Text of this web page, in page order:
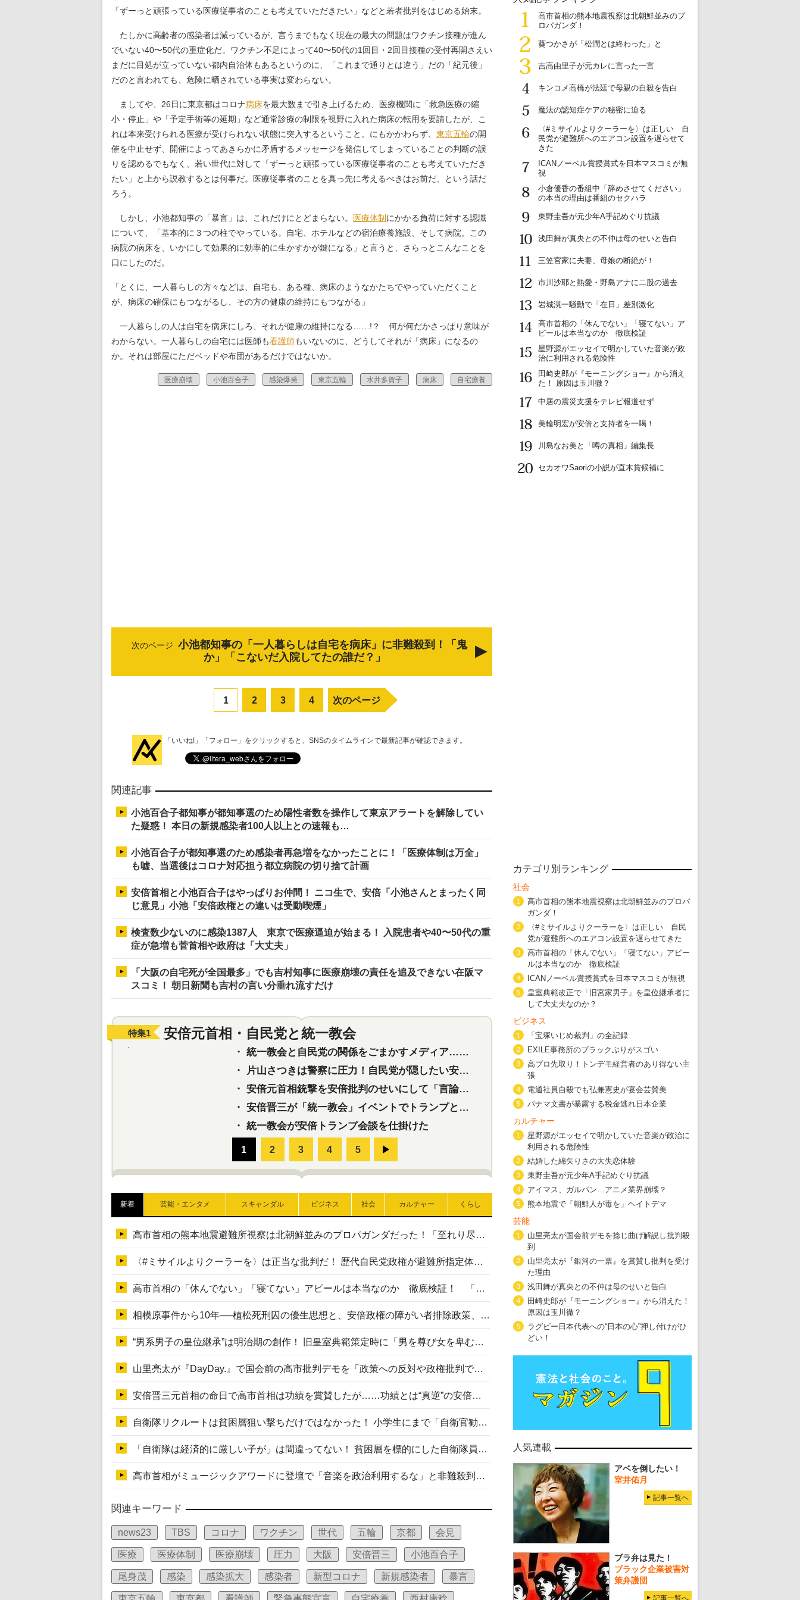
「ずーっと頑張っている医療従事者のことも考えていただきたい」などと若者批判をはじめる始末。
たしかに高齢者の感染者は減っているが、言うまでもなく現在の最大の問題はワクチン接種が進ん
でいない40〜50代の重症化だ。ワクチン不足によって40〜50代の1回目・2回目接種の受付再開さえい
まだに目処が立っていない都内自治体もあるというのに、「これまで通りとは違う」だの「紀元後」
だのと言われても、危険に晒されている事実は変わらない。
ましてや、26日に東京都はコロナ病床を最大数まで引き上げるため、医療機関に「救急医療の縮
小・停止」や「予定手術等の延期」など通常診療の制限を視野に入れた病床の転用を要請したが、こ
れは本来受けられる医療が受けられない状態に突入するということ。にもかかわらず、 東京五輪の開
催を中止せず、開催によってあきらかに矛盾するメッセージを発信してしまっていることの判断の誤
りを認めるでもなく、若い世代に対して「ずーっと頑張っている医療従事者のことも考えていただき
たい」と上から説教するとは何事だ。医療従事者のことを真っ先に考えるべきはお前だ、という話だ
ろう。
しかし、小池都知事の「暴言」は、これだけにとどまらない。 医療体制 にかかる負荷に対する認識
について、「基本的に３つの柱でやっている。自宅、ホテルなどの宿泊療養施設、そして病院。この
病院の病床を、いかにして効果的に効率的に生かすかが鍵になる」と言うと、さらっとこんなことを
口にしたのだ。
「とくに、一人暮らしの方々などは、自宅も、ある種、病床のようなかたちでやっていただくこと
が、病床の確保にもつながるし、その方の健康の維持にもつながる」
一人暮らしの人は自宅を病床にしろ、それが健康の維持になる……!？ 何が何だかさっぱり意味が
わからない。一人暮らしの自宅には医師も看護師もいないのに、どうしてそれが「病床」になるの
か。それは部屋にただベッドや布団があるだけではないか。
医療崩壊 小池百合子 感染爆発 東京五輪 水井多賀子 病床 自宅療養
次のページ 小池都知事の「一人暮らしは自宅を病床」に非難殺到！「鬼
か」「こないだ入院してたの誰だ？」
1 2 3 4 次のページ
「いいね!」「フォロー」をクリックすると、SNSのタイムラインで最新記事が確認できます。
関連記事
小池百合子都知事が都知事選のため陽性者数を操作して東京アラートを解除してい
た疑惑！ 本日の新規感染者100人以上との速報も…
小池百合子が都知事選のため感染者再急増をなかったことに！「医療体制は万全」
も嘘、当選後はコロナ対応担う都立病院の切り捨て計画
安倍首相と小池百合子はやっぱりお仲間！ ニコ生で、安倍「小池さんとまったく同
じ意見」小池「安倍政権との違いは受動喫煙」
検査数少ないのに感染1387人 東京で医療逼迫が始まる！ 入院患者や40〜50代の重
症が急増も菅首相や政府は「大丈夫」
「大阪の自宅死が全国最多」でも吉村知事に医療崩壊の責任を追及できない在阪マ
スコミ！ 朝日新聞も吉村の言い分垂れ流すだけ
特集1 安倍元首相・自民党と統一教会
・ 統一教会と自民党の関係をごまかすメディア…民放は有田芳生に発言自粛を要求
・
片山さつきは警察に圧力！自民党が隠したい安倍元首相と統一教会の深い関係
・ 安倍元首相銃撃を安倍批判のせいにして「言論封殺」に利用する自民党応援団
・ 安倍晋三が「統一教会」イベントでトランプと演説！同性婚や夫婦別姓を攻撃
・ 統一教会が安倍トランプ会談を仕掛けた
特集2 東京五輪強行開催特別企画 大ウソだら
・ 五輪入場行進にすぎやまこういちの曲、杉田水脈の
・ 大ウソだらけの東京五輪！ 安倍・菅・森はどんな嘘を
・ 五輪サッカー・久保建英が南アの陽性者に「僕らに損ではない
・ 五輪関係者が入国当日、築地を散歩！
新着 芸能・エンタメ スキャンダル ビジネス 社会 カルチャー くらし
高市首相の熊本地震避難所視察は北朝鮮並みのプロパガンダだった！「至れり尽くせり」の選ばれた避難所の一方で実態は…
〈#ミサイルよりクーラーを〉は正当な批判だ！ 歴代自民党政権が避難所指定体育館へのエアコン設置を遅らせてきた客観的事実
高市首相の「休んでない」「寝てない」アピールは本当なのか 徹底検証！ 「資料読み込み」「アイロンがけ」も矛盾だらけ…
相模原事件から10年──植松死刑囚の優生思想と、安倍政権の障がい者排除政策、右派勢力の差別主義との関係を改めて問う
“男系男子の皇位継承”は明治期の創作！ 旧皇室典範策定時に「男を尊び女を卑むの慣習、人民の脳髄」とトンデモ論で女性天皇を否定
山里亮太が『DayDay.』で国会前の高市批判デモを「政策への反対や政権批判でない」と捻じ曲げ解説 デモ参加者から批判殺到
安倍晋三元首相の命日で高市首相は功績を賞賛したが……功績とは“真逆”の安倍元首相のトンデモ発言を振り返る
自衛隊リクルートは貧困層狙い撃ちだけではなかった！ 小学生にまで「自衛官勧誘」目的のパンフレット作成
「自衛隊は経済的に厳しい子が」は間違ってない！ 貧困層を標的にした自衛隊員募集、やす子、山上被告も…日本でも進む“経済的徴兵制”
高市首相がミュージックアワードに登壇で「音楽を政治利用するな」と非難殺到！ MAJの国策的本質を批判する声も
関連キーワード
news23 TBS コロナ ワクチン 世代 五輪 京都 会見
医療 医療体制 医療崩壊 圧力 大阪 安倍晋三 小池百合子
尾身茂 感染 感染拡大 感染者 新型コロナ 新規感染者 暴言
1
高市首相の熊本地震視察は北朝鮮並みのプ
ロパガンダ！
2
葵つかさが「松潤とは終わった」と
3
吉高由里子が元カレに言った一言
4
キンコメ高橋が法廷で母親の自殺を告白
5
魔法の認知症ケアの秘密に迫る
6
〈#ミサイルよりクーラーを〉は正しい 自
民党が避難所へのエアコン設置を遅らせて
きた
7
ICANノーベル賞授賞式を日本マスコミが無
視
8
小倉優香の番組中「辞めさせてください」
の本当の理由は番組のセクハラ
9
東野圭吾が元少年A手記めぐり抗議
10
浅田舞が真央との不仲は母のせいと告白
11
三笠宮家に夫妻、母娘の断絶が！
12
市川沙耶と熱愛・野島アナに二股の過去
13
岩城滉一騒動で「在日」差別激化
14
高市首相の「休んでない」「寝てない」ア
ピールは本当なのか 徹底検証
15
星野源がエッセイで明かしていた音楽が政
治に利用される危険性
16
田崎史郎が『モーニングショー』から消え
た！ 原因は玉川徹？
17
中居の震災支援をテレビ報道せず
18
美輪明宏が安倍と支持者を一喝！
19
川島なお美と「噂の真相」編集長
20
セカオワSaoriの小説が直木賞候補に
カテゴリ別ランキング
社会
1
高市首相の熊本地震視察は北朝鮮並みのプロパ
ガンダ！
2
〈#ミサイルよりクーラーを〉は正しい 自民
党が避難所へのエアコン設置を遅らせてきた
3
高市首相の「休んでない」「寝てない」アピー
ルは本当なのか 徹底検証
4 ICANノーベル賞授賞式を日本マスコミが無視
5
皇室典範改正で「旧宮家男子」を皇位継承者に
して大丈夫なのか？
ビジネス
1 「宝塚いじめ裁判」の全記録
2 EXILE事務所のブラックぶりがスゴい
3
高プロ先取り！トンデモ経営者のあり得ない主
張
4 電通社員自殺でも弘兼憲史が宴会芸賛美
5 パナマ文書が暴露する税金逃れ日本企業
カルチャー
1
星野源がエッセイで明かしていた音楽が政治に
利用される危険性
2 結婚した綿矢りさの大失恋体験
3 東野圭吾が元少年A手記めぐり抗議
4 アイマス、ガルパン…アニメ業界崩壊？
5 熊本地震で「朝鮮人が毒を」ヘイトデマ
芸能
1
山里亮太が国会前デモを捻じ曲げ解説し批判殺
到
2
山里亮太が『銀河の一票』を賞賛し批判を受け
た理由
3 浅田舞が真央との不仲は母のせいと告白
4
田崎史郎が『モーニングショー』から消えた！
原因は玉川徹？
5
ラグビー日本代表への“日本の心”押し付けがひ
どい！
人気連載
アベを倒したい！
室井佑月
記事一覧へ
ブラ弁は見た！
ブラック企業被害対
策弁護団
記事一覧へ